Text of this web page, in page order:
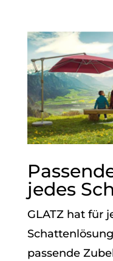
jedes
GLATZ hat für
passende